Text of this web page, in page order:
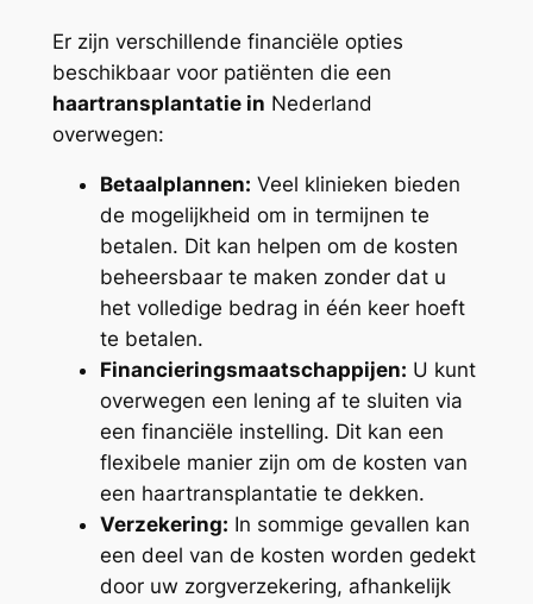
Er zijn verschillende financiële opties
beschikbaar voor patiënten die een
haartransplantatie in Nederland
overwegen:
Betaalplannen: Veel klinieken bieden
de mogelijkheid om in termijnen te
betalen. Dit kan helpen om de kosten
beheersbaar te maken zonder dat u
het volledige bedrag in één keer hoeft
te betalen.
Financieringsmaatschappijen: U kunt
overwegen een lening af te sluiten via
een financiële instelling. Dit kan een
flexibele manier zijn om de kosten van
een haartransplantatie te dekken.
Verzekering: In sommige gevallen kan
een deel van de kosten worden gedekt
door uw zorgverzekering, afhankelijk